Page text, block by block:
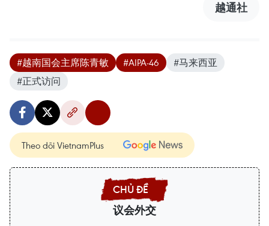
越通社
#越南国会主席陈青敏 #AIPA-46
#马来西亚
#正式访问
Theo dõi VietnamPlus
议会外交